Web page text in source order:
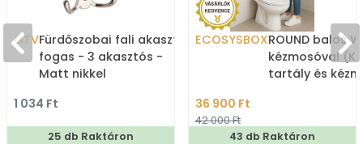
GTVFürdőszobai fali akasztó,
fogas - 3 akasztós -
Matt nikkel
1 034 Ft
25 db Raktáron
ECOSYSBOXROUND balos
kézmosóval
tartály és
36 900 Ft
42 000 Ft
43 db Raktáron